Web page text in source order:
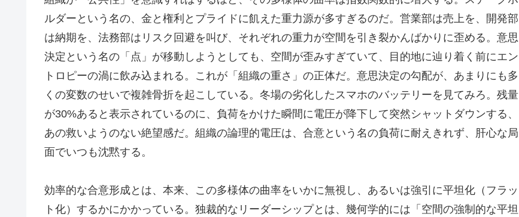
ルダーという名の、金と権利とプライドに飢えた重力源が多すぎるのだ。営業部は売上を、開発部
は納期を、法務部はリスク回避を叫び、それぞれの重力が空間を引き裂かんばかりに歪める。意思
決定という名の「点」が移動しようとしても、空間が歪みすぎていて、目的地に辿り着く前にエン
トロピーの渦に飲み込まれる。これが「組織の重さ」の正体だ。意思決定の勾配が、あまりにも多
くの変数のせいで複雑骨折を起こしている。冬場の劣化したスマホのバッテリーを見てみろ。残量
が30%あると表示されているのに、負荷をかけた瞬間に電圧が降下して突然シャットダウンする、
あの救いようのない絶望感だ。組織の論理的電圧は、合意という名の負荷に耐えきれず、肝心な局
面でいつも沈黙する。
効率的な合意形成とは、本来、この多様体の曲率をいかに無視し、あるいは強引に平坦化（フラッ
ト化）するかにかかっている。独裁的なリーダーシップとは、幾何学的には「空間の強制的な平坦